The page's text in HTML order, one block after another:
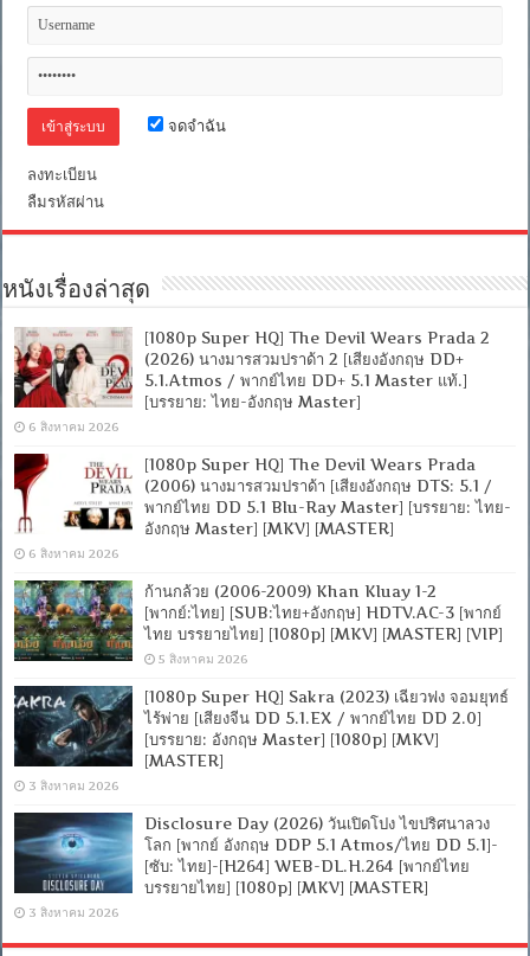
DD+
Master
PGS
คม
ชัด]
จดจำฉัน
ลงทะเบียน
ลืมรหัสผ่าน
หนังเรื่องล่าสุด
[1080p Super HQ] The Devil Wears Prada 2
(2026) นางมารสวมปราด้า 2 [เสียงอังกฤษ DD+
5.1.Atmos / พากย์ไทย DD+ 5.1 Master แท้.]
[บรรยาย: ไทย-อังกฤษ Master]
6 สิงหาคม 2026
[1080p Super HQ] The Devil Wears Prada
(2006) นางมารสวมปราด้า [เสียงอังกฤษ DTS: 5.1 /
พากย์ไทย DD 5.1 Blu-Ray Master] [บรรยาย: ไทย-
อังกฤษ Master] [MKV] [MASTER]
6 สิงหาคม 2026
ก้านกล้วย (2006-2009) Khan Kluay 1-2
[พากย์:ไทย] [SUB:ไทย+อังกฤษ] HDTV.AC-3 [พากย์
ไทย บรรยายไทย] [1080p] [MKV] [MASTER] [VIP]
5 สิงหาคม 2026
[1080p Super HQ] Sakra (2023) เฉียวฟง จอมยุทธ์
ไร้พ่าย [เสียงจีน DD 5.1.EX / พากย์ไทย DD 2.0]
[บรรยาย: อังกฤษ Master] [1080p] [MKV]
[MASTER]
3 สิงหาคม 2026
Disclosure Day (2026) วันเปิดโปง ไขปริศนาลวง
โลก [พากย์ อังกฤษ DDP 5.1 Atmos/ไทย DD 5.1]-
[ซับ: ไทย]-[H264] WEB-DL.H.264 [พากย์ไทย
บรรยายไทย] [1080p] [MKV] [MASTER]
3 สิงหาคม 2026